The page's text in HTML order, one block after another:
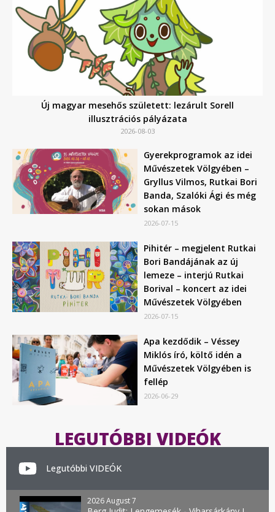
Új magyar mesehős született: lezárult Sorell
illusztrációs pályázata
2026-08-03
Gyerekprogramok az idei
Művészetek Völgyében –
Gryllus Vilmos, Rutkai Bori
Banda, Szalóki Ági és még
sokan mások
2026-07-15
Pihitér – megjelent Rutkai
Bori Bandájának az új
lemeze – interjú Rutkai
Borival – koncert az idei
Művészetek Völgyében
2026-07-15
Apa kezdődik – Véssey
Miklós író, költő idén a
Művészetek Völgyében is
fellép
2026-06-29
LEGUTÓBBI VIDEÓK
Legutóbbi VIDEÓK
2026 August 7